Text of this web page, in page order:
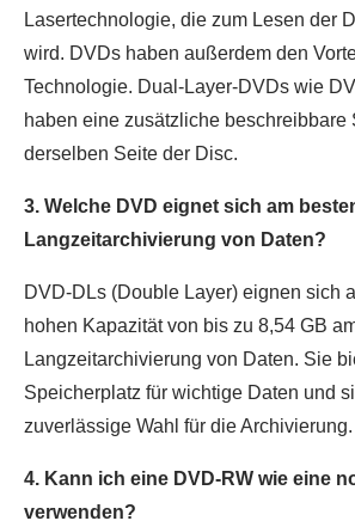
Lasertechnologie, die zum Lesen der
wird. DVDs haben außerdem den
Technologie. Dual-Layer-DVDs wie
haben eine zusätzliche beschreibbare
derselben Seite der Disc.
3. Welche DVD eignet sich am
Langzeitarchivierung von Daten?
DVD-DLs (Double Layer) eignen sich
hohen Kapazität von bis zu 8,54 GB
Langzeitarchivierung von Daten. Sie
Speicherplatz für wichtige Daten und
zuverlässige Wahl für die Archivierung.
4. Kann ich eine DVD-RW wie eine
verwenden?